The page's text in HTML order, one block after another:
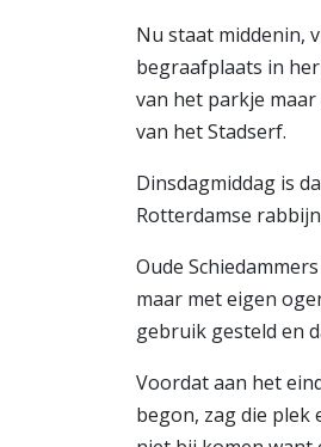
Nu staat middenin,
begraafplaats in
van het parkje
van het Stadserf.
Dinsdagmiddag is
Rotterdamse
Oude
maar met eigen
gebruik gesteld en
Voordat aan het
begon, zag die plek